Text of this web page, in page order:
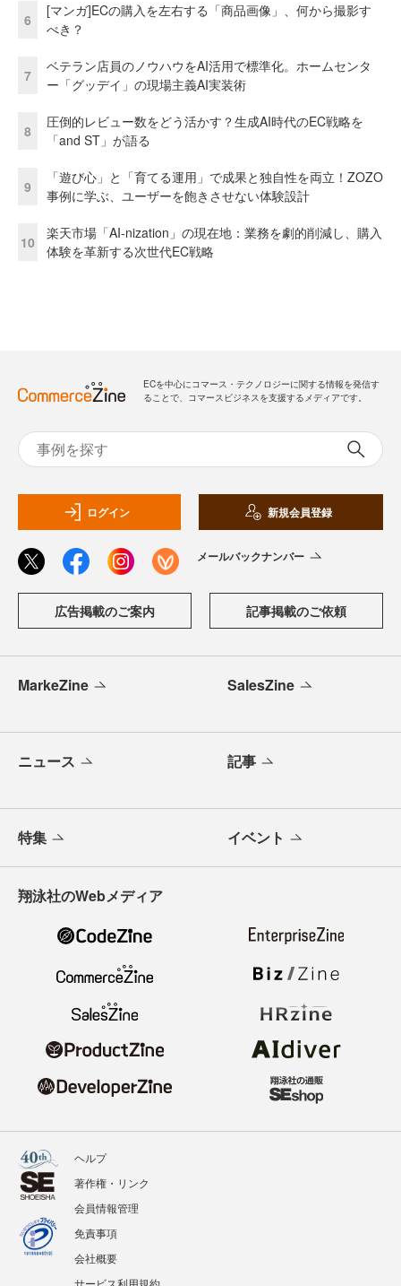
6
[マンガ]ECの購入を左右する「商品画像」、何から撮影す
べき？
7
ベテラン店員のノウハウをAI活用で標準化。ホームセンタ
ー「グッデイ」の現場主義AI実装術
8
圧倒的レビュー数をどう活かす？生成AI時代のEC戦略を
「and ST」が語る
9
「遊び心」と「育てる運用」で成果と独自性を両立！ZOZO
事例に学ぶ、ユーザーを飽きさせない体験設計
10
楽天市場「AI-nization」の現在地：業務を劇的削減し、購入
体験を革新する次世代EC戦略
ECを中心にコマース・テクノロジーに関する情報を発信す
ることで、コマースビジネスを支援するメディアです。
ログイン 新規会員登録
メールバックナンバー
広告掲載のご案内 記事掲載のご依頼
MarkeZine SalesZine
ニュース 記事
特集 イベント
翔泳社のWebメディア
ヘルプ
著作権・リンク
会員情報管理
免責事項
会社概要